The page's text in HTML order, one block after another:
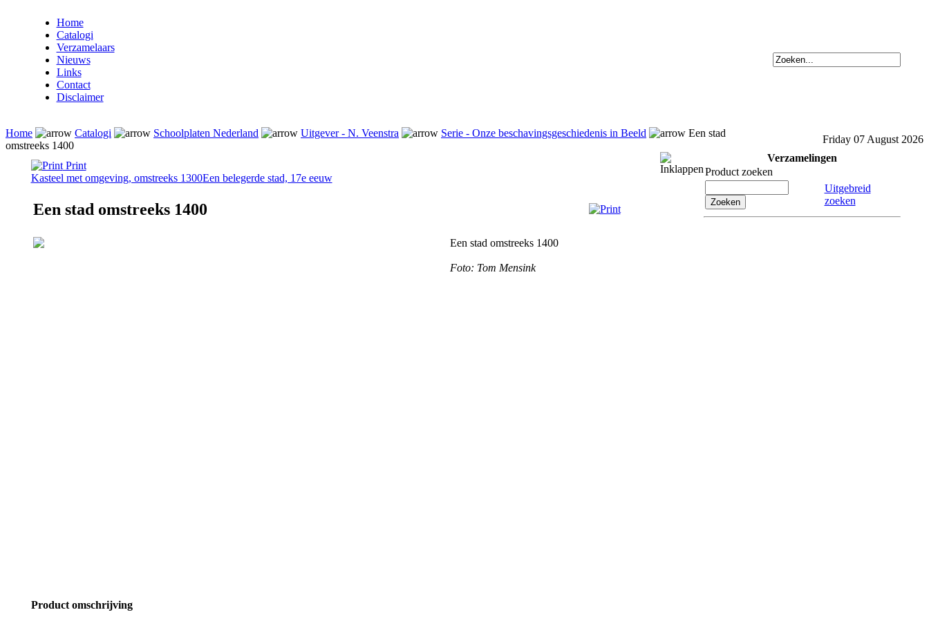
Home
Catalogi
Verzamelaars
Nieuws
Links
Contact
Disclaimer
Home Catalogi Schoolplaten Nederland Uitgever - N. Veenstra Serie - Onze beschavingsgeschiedenis in Beeld
Een stad
omstreeks 1400
Friday 07 August 2026
Print
Kasteel met omgeving, omstreeks 1300Een belegerde stad, 17e eeuw
Een stad omstreeks 1400
Een stad omstreeks 1400
Foto: Tom Mensink
Product omschrijving
Verzamelingen
Product zoeken
Uitgebreid
zoeken